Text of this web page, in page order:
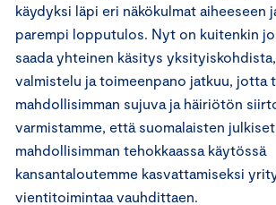
käydyksi läpi eri näkökulmat aiheeseen
parempi lopputulos. Nyt on kuitenkin jo
saada yhteinen käsitys
valmistelu ja toimeenpano jatkuu, jotta
mahdollisimman sujuva ja häiriötön
varmistamme, että suomalaisten
mahdollisimman tehokkaassa käytössä
kansantaloutemme kasvattamiseksi
vientitoimintaa vauhdittaen.